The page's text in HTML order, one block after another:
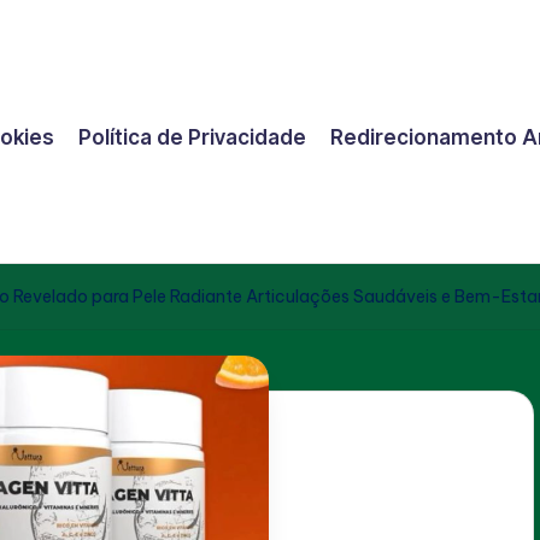
Política de Privacidade Redirecionamento
Revelado para Pele Radiante Articulações Saudáveis e Bem-